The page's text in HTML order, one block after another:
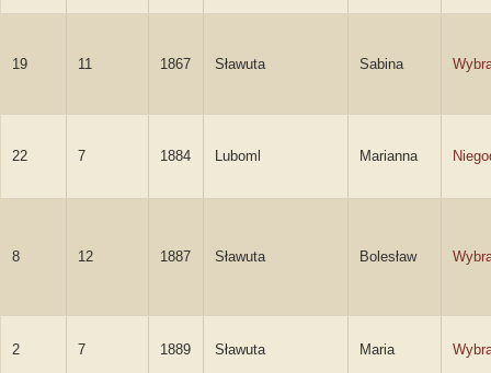
19 11 1867 Sławuta Sabina
22 7 1884 Luboml Marianna
8 12 1887 Sławuta Bolesław
2 7 1889 Sławuta Maria